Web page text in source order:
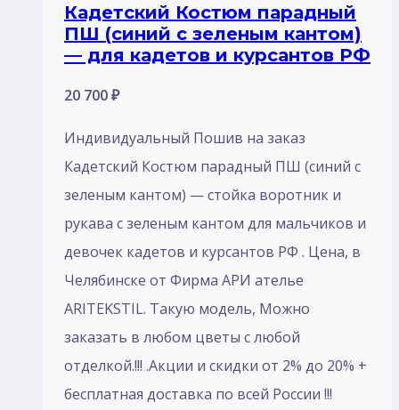
Кадетский Костюм парадный
ПШ (синий с зеленым кантом)
— для кадетов и курсантов РФ
20 700₽
Индивидуальный Пошив на заказ
Кадетский Костюм парадный ПШ (синий с
зеленым кантом) — стойка воротник и
рукава с зеленым кантом для мальчиков и
девочек кадетов и курсантов РФ . Цена, в
Челябинске от Фирма АРИ ателье
ARITEKSTIL. Такую модель, Mожно
заказать в любом цветы с любой
отделкой.!!! .Акции и скидки от 2% до 20% +
бесплатная доставка по всей России !!!